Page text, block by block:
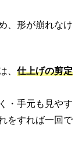
、形が崩れなけ
、 仕上げの剪定
・手元も見やす
をすれば一回で